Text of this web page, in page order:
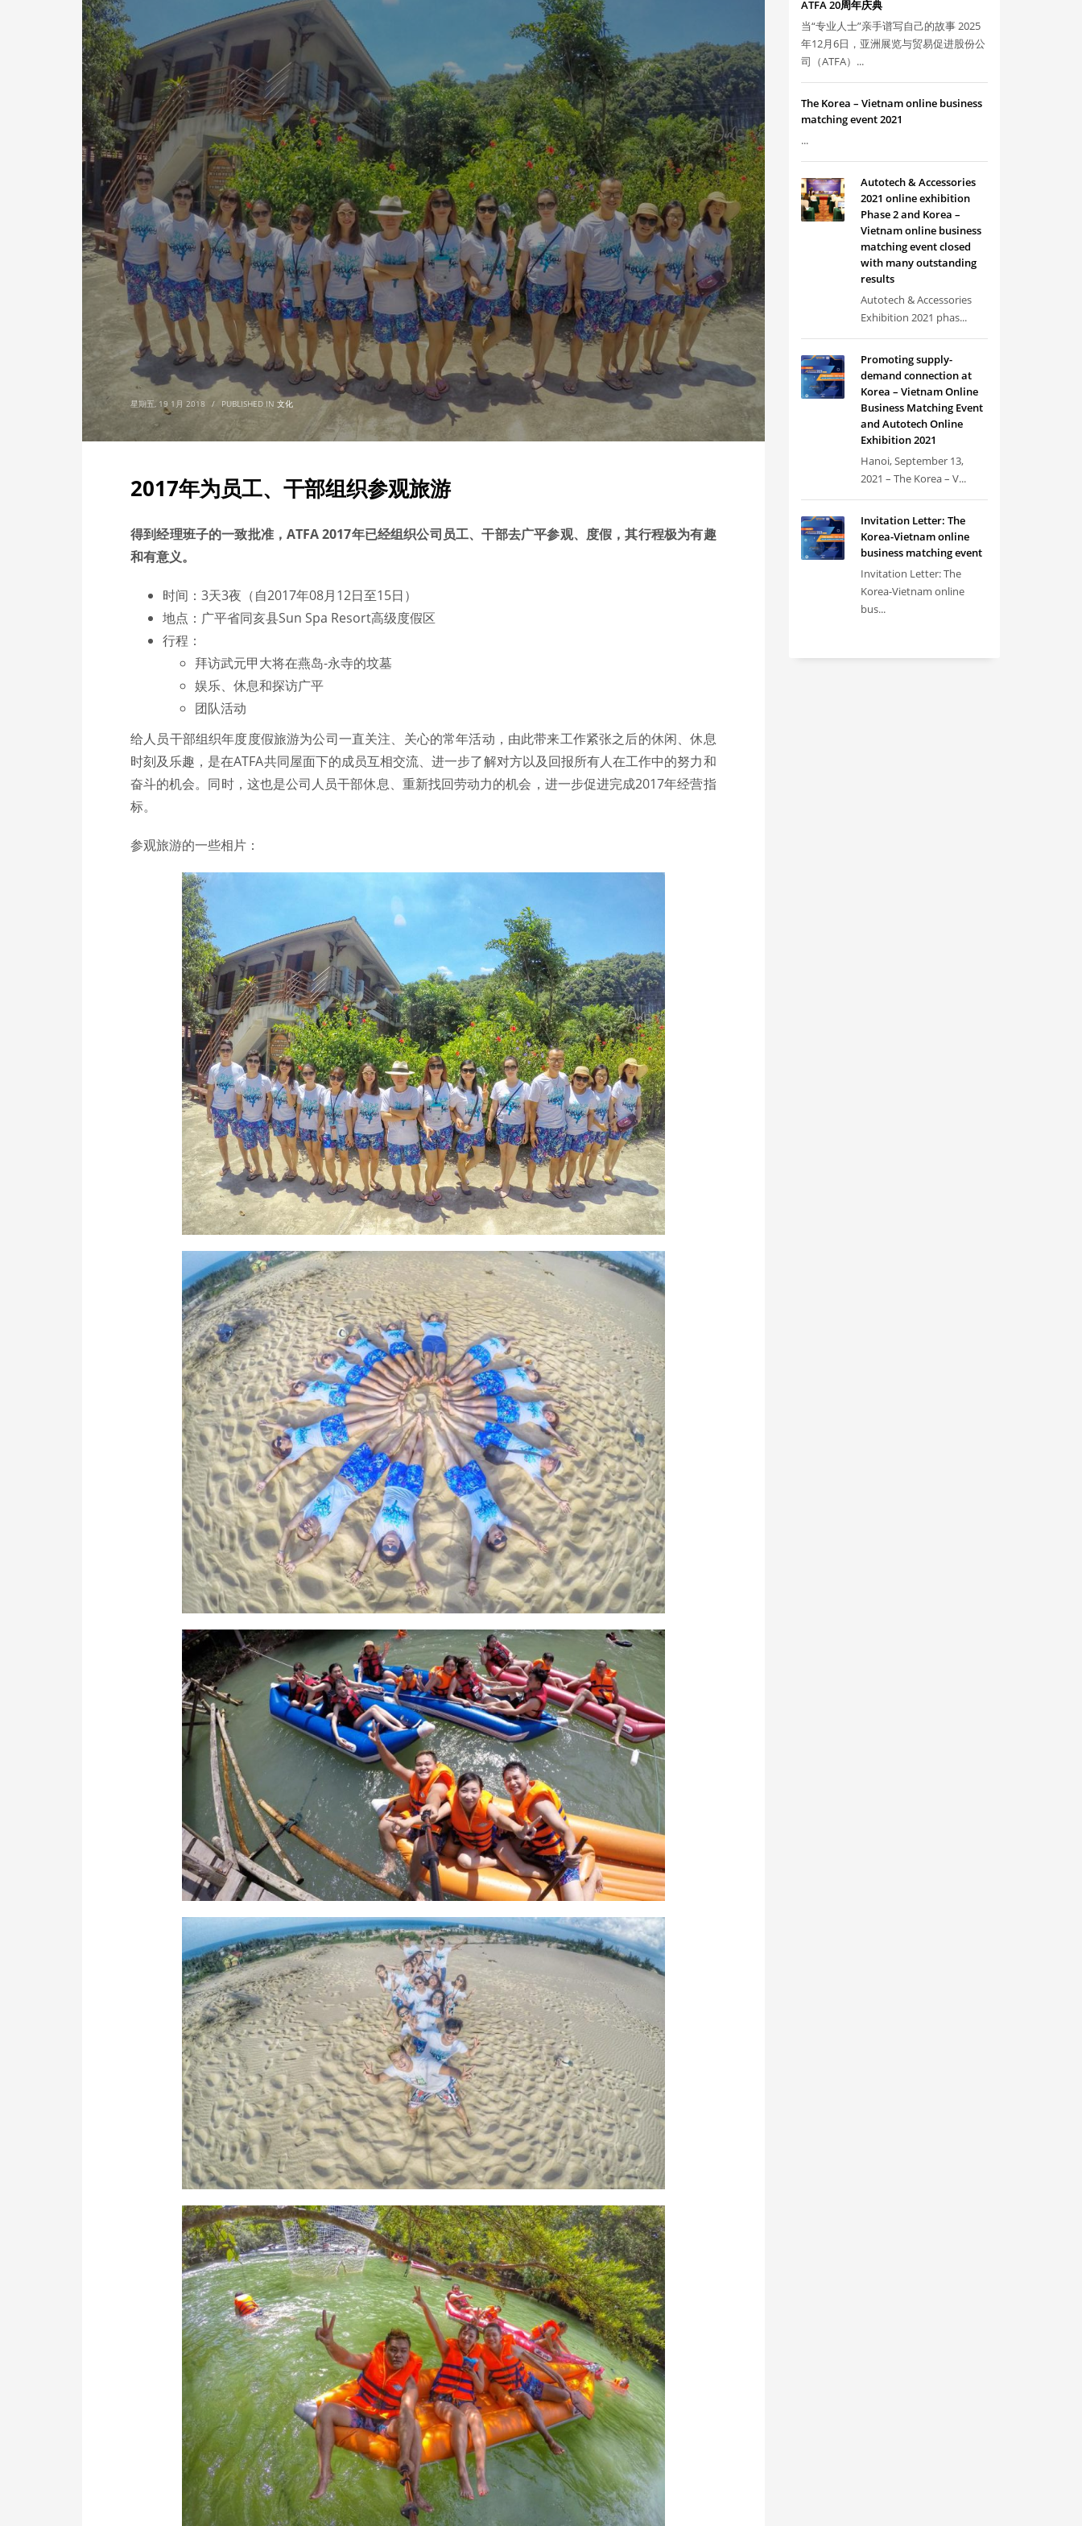
星期五, 19 1月 2018 / PUBLISHED IN 文化
2017年为员工、干部组织参观旅游
得到经理班子的一致批准，ATFA2017年已经组织公司员工、干部去广平参观、度假，其行程极为有趣
和有意义。
时间：3天3夜（自2017年08月12日至15日）
地点：广平省同亥县Sun Spa Resort高级度假区
行程：
拜访武元甲大将在燕岛-永寺的坟墓
娱乐、休息和探访广平
团队活动
给人员干部组织年度度假旅游为公司一直关注、关心的常年活动，由此带来工作紧张之后的休闲、休息
时刻及乐趣，是在ATFA共同屋面下的成员互相交流、进一步了解对方以及回报所有人在工作中的努力和
奋斗的机会。同时，这也是公司人员干部休息、重新找回劳动力的机会，进一步促进完成2017年经营指
标。
参观旅游的一些相片：
ATFA 20周年庆典
当“专业人士”亲手谱写自己的故事 2025
年12月6日，亚洲展览与贸易促进股份公
司（ATFA）...
The Korea – Vietnam online business
matching event 2021
...
Autotech & Accessories
2021 online exhibition
Phase 2 and Korea –
Vietnam online business
matching event closed
with many outstanding
results
Autotech & Accessories
Exhibition 2021 phas...
Promoting supply-
demand connection at
Korea – Vietnam Online
Business Matching Event
and Autotech Online
Exhibition 2021
Hanoi, September 13,
2021 – The Korea – V...
Invitation Letter: The
Korea-Vietnam online
business matching event
Invitation Letter: The
Korea-Vietnam online
bus...